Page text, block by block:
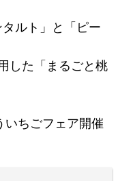
タルト」と「ピー
した「まるごと桃
いちごフェア開催